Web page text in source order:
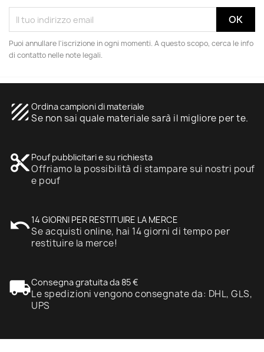
Puoi annullare l'iscrizione in ogni momenti. A questo scopo, cerca le info
di contatto nelle note legali.
texture Ordina campioni di materiale
Se non sai quale materiale sarà il migliore per te.
content_cut Pouf pubblicitari e su richiesta
Offriamo la possibilità di stampare sui nostri pouf
e pouf
undo14 GIORNI PER RESTITUIRE LA MERCE
Se acquisti online, hai 14 giorni di tempo per
restituire la merce!
local_shippingConsegna gratuita da 85 €
Le spedizioni vengono consegnate da: DHL, GLS,
UPS